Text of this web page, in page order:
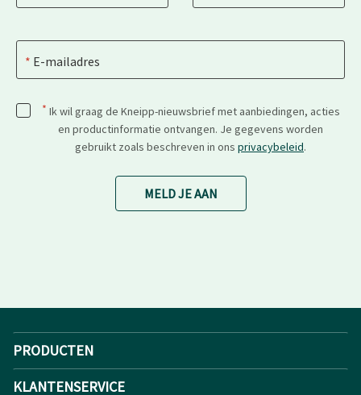
E-mailadres
* Ik wil graag de Kneipp-nieuwsbrief met aanbiedingen, acties
en productinformatie ontvangen. Je gegevens worden
gebruikt zoals beschreven in ons privacybeleid.
MELD JE AAN
PRODUCTEN
KLANTENSERVICE